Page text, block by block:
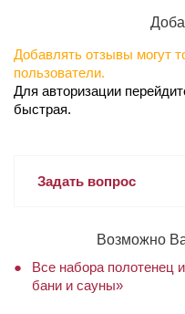
Добавлять отзывы могут
пользователи.
Для авторизации
быстрая.
Задать вопрос
Возможно
Все набора полотенец
бани и сауны»